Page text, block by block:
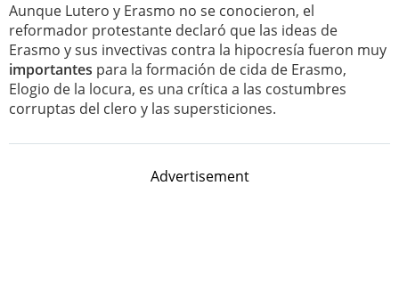
Aunque Lutero y Erasmo no se conocieron, el
reformador protestante declaró que las ideas de
Erasmo y sus invectivas contra la hipocresía fueron muy
importantes para la formación de cida de Erasmo,
Elogio de la locura, es una crítica a las costumbres
corruptas del clero y las supersticiones.
Advertisement